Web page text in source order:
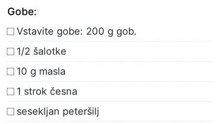
Gobe:
Vstavite gobe: 200 g gob.
1/2 šalotke
10 g masla
1 strok česna
sesekljan peteršilj